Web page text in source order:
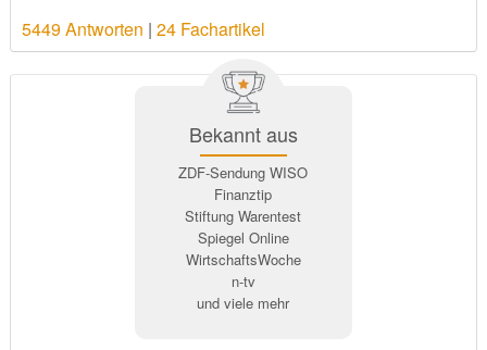
5449 Antworten | 24 Fachartikel
Bekannt aus
ZDF-Sendung WISO
Finanztip
Stiftung Warentest
Spiegel Online
WirtschaftsWoche
n-tv
und viele mehr